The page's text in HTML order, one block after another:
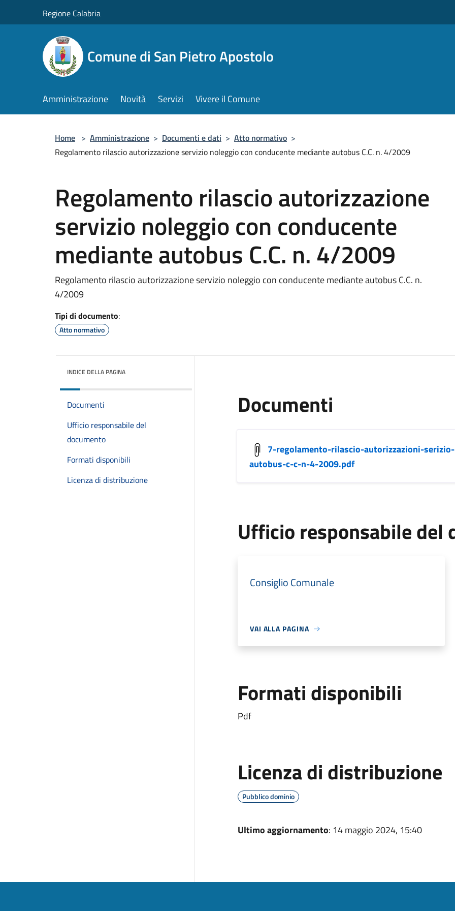
Regione Calabria
Comune di San Pietro Apostolo
Amministrazione Novità Servizi Vivere il Comune
Home > Amministrazione > Documenti e dati > Atto normativo >
Regolamento rilascio autorizzazione servizio noleggio con conducente mediante autobus C.C. n. 4/2009
Regolamento rilascio autorizzazione
servizio noleggio con conducente
mediante autobus C.C. n. 4/2009
Regolamento rilascio autorizzazione servizio noleggio con conducente mediante autobus C.C. n.
4/2009
Tipi di documento:
Atto normativo
INDICE DELLA PAGINA
Documenti
Ufficio responsabile del
documento
Formati disponibili
Licenza di distribuzione
Documenti
7-regolamento-rilascio-autorizzazioni-
autobus-c-c-n-4-2009.pdf
Ufficio responsabile del
Consiglio Comunale
VAI ALLA PAGINA
Formati disponibili
Pdf
Licenza di distribuzione
Pubblico dominio
Ultimo aggiornamento: 14 maggio 2024, 15:40